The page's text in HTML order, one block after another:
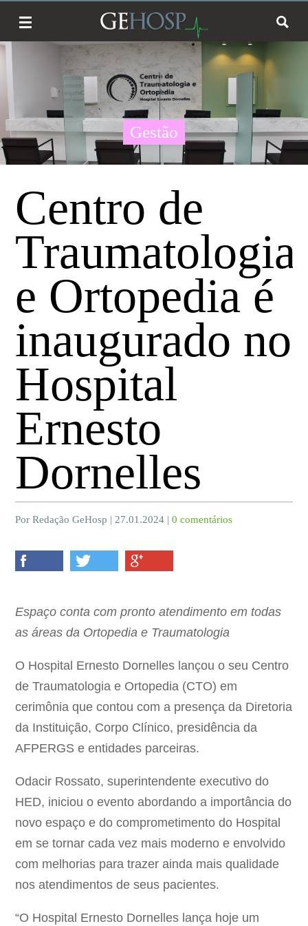
Gestão
Centro de
Traumatologia
e Ortopedia é
inaugurado no
Hospital
Ernesto
Dornelles
Por Redação GeHosp | 27.01.2024 |0 comentários
Espaço conta com pronto atendimento em todas
as áreas da Ortopedia e Traumatologia
O Hospital Ernesto Dornelles lançou o seu Centro
de Traumatologia e Ortopedia (CTO) em
cerimônia que contou com a presença da Diretoria
da Instituição, Corpo Clínico, presidência da
AFPERGS e entidades parceiras.
Odacir Rossato, superintendente executivo do
HED, iniciou o evento abordando a importância do
novo espaço e do comprometimento do Hospital
em se tornar cada vez mais moderno e envolvido
com melhorias para trazer ainda mais qualidade
nos atendimentos de seus pacientes.
“O Hospital Ernesto Dornelles lança hoje um